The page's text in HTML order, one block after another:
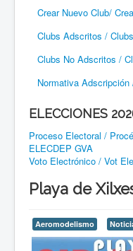
Crear Nuevo Club/
Clubs Adscritos /
Clubs No Adscritos /
Normativa
ELECCIONES
Proceso Electoral /
ELECDEP GVA
Voto Electrónico / Vot
Playa de
Aeromodelismo